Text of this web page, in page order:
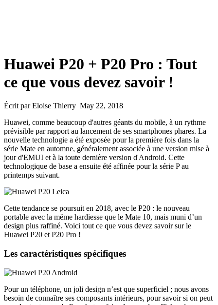
Huawei P20 + P20 Pro : Tout
ce que vous devez savoir !
Écrit par Eloise Thierry May 22, 2018
Huawei, comme beaucoup d'autres géants du mobile, à un rythme
prévisible par rapport au lancement de ses smartphones phares. La
nouvelle technologie a été exposée pour la première fois dans la
série Mate en automne, généralement associée à une version mise à
jour d'EMUI et à la toute dernière version d'Android. Cette
technologique de base a ensuite été affinée pour la série P au
printemps suivant.
Cette tendance se poursuit en 2018, avec le P20 : le nouveau
portable avec la même hardiesse que le Mate 10, mais muni d’un
design plus raffiné. Voici tout ce que vous devez savoir sur le
Huawei P20 et P20 Pro !
Les caractéristiques spécifiques
Pour un téléphone, un joli design n’est que superficiel ; nous avons
besoin de connaître ses composants intérieurs, pour savoir si on peut